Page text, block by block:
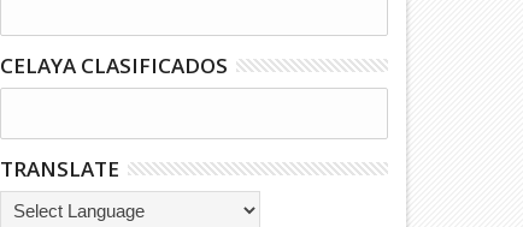
CELAYA CLASIFICADOS
TRANSLATE